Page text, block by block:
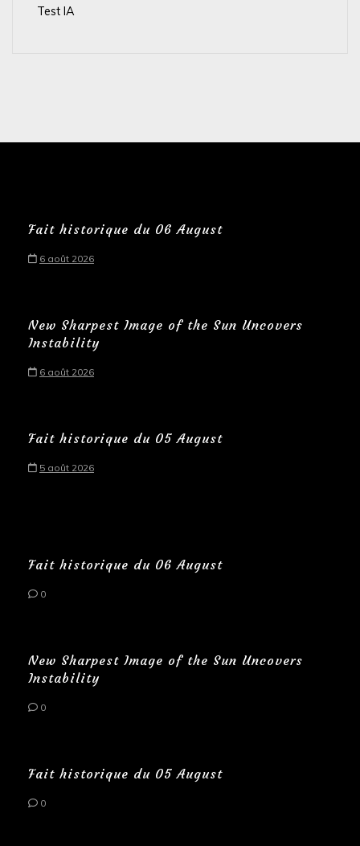
Test IA
Fait historique du 06 August
6 août 2026
New Sharpest Image of the Sun Uncovers
Instability
6 août 2026
Fait historique du 05 August
5 août 2026
Fait historique du 06 August
0
New Sharpest Image of the Sun Uncovers
Instability
0
Fait historique du 05 August
0